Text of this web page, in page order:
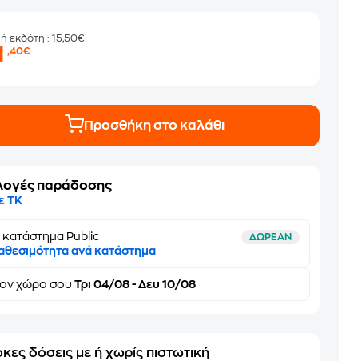
εκδότη: 15,50€
,40€
Προσθήκη στο καλάθι
παράδοσης
ΤΚ
κατάστημα Public ΔΩΡΕΑΝ
ανά κατάστημα
χώρο σου Τρι 04/08 - Δευ 10/08
δόσεις με ή χωρίς πιστωτική